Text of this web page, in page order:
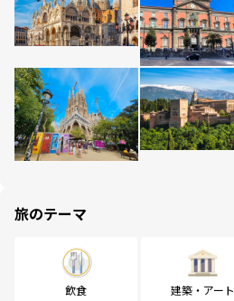
旅のテーマ
飲食 建築・アート